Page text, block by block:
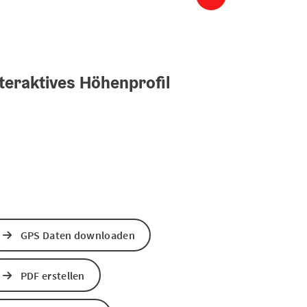
Höhenprofil
GPS Daten downloaden
PDF erstellen